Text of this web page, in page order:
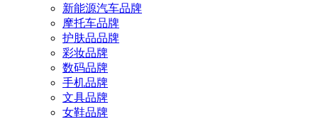
新能源汽车品牌
摩托车品牌
护肤品品牌
彩妆品牌
数码品牌
手机品牌
文具品牌
女鞋品牌